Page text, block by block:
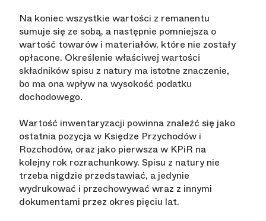
Na koniec wszystkie wartości z remanentu
sumuje się ze sobą, a następnie pomniejsza o
wartość towarów i materiałów, które nie zostały
opłacone. Określenie właściwej wartości
składników spisu z natury ma istotne znaczenie,
bo ma ona wpływ na wysokość podatku
dochodowego.
Wartość inwentaryzacji powinna znaleźć się jako
ostatnia pozycja w Księdze Przychodów i
Rozchodów, oraz jako pierwsza w KPiR na
kolejny rok rozrachunkowy. Spisu z natury nie
trzeba nigdzie przedstawiać, a jedynie
wydrukować i przechowywać wraz z innymi
dokumentami przez okres pięciu lat.